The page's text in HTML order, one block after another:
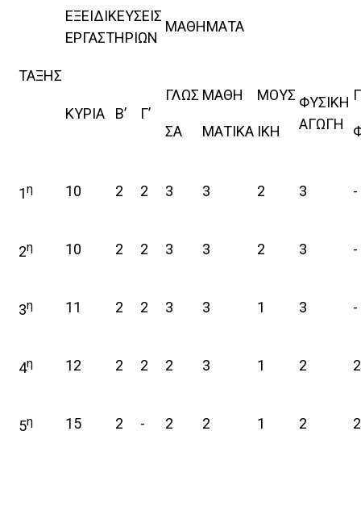
ΤΑΞΗΣ
ΕΞΕΙΔΙΚΕΥΣΕΙΣ
ΕΡΓΑΣΤΗΡΙΩΝ
ΜΑΘΗΜΑΤΑ
ΚΥΡΙΑ Β’ Γ’
ΓΛΩΣ
ΣΑ
ΜΑΘΗ
ΜΑΤΙΚΑ
ΜΟΥΣ
ΙΚΗ
ΦΥΣΙΚΗ
ΑΓΩΓΗ
1η 10 2 2 3 3 2 3 -
2η 10 2 2 3 3 2 3 -
3η 11 2 2 3 3 1 3 -
4η 12 2 2 2 3 1 2 2
5η 15 2 - 2 2 1 2 2